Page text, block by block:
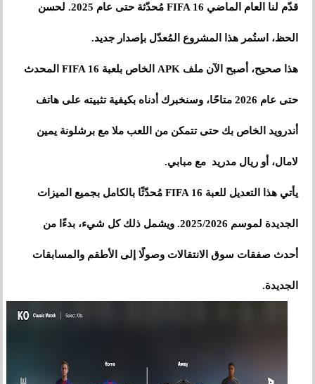
قدّم لنا العام الماضي FIFA 16 مُحدّثة حتى عام 2025. لحسن
الحظ، استُمر هذا المشروع المُعدّل بإصدار جديد.
هذا صحيح، أصبح الآن ملف APK الخاص بلعبة FIFA 16 المحدث
حتى عام 2026 متاحًا، وسنخبرك أدناه بكيفية تثبيته على هاتف
أندرويد الخاص بك حتى تتمكن من اللعب ملا مع برشلونة يمين
لامال، أو ريال مدريد مع مبابي.
يأتي هذا التعديل للعبة FIFA 16 مُحدّثًا بالكامل بجميع الميزات
الجديدة لموسم 2025/2026. ويشمل ذلك كل شيء، بدءًا من
أحدث صفقات سوق الانتقالات وصولًا إلى الأطقم والمسابقات
الجديدة.